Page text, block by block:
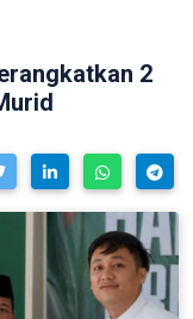
2